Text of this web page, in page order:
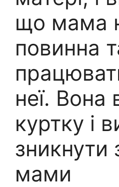
що мама
повинна
неї. Вона
куртку і
зникнути
мами